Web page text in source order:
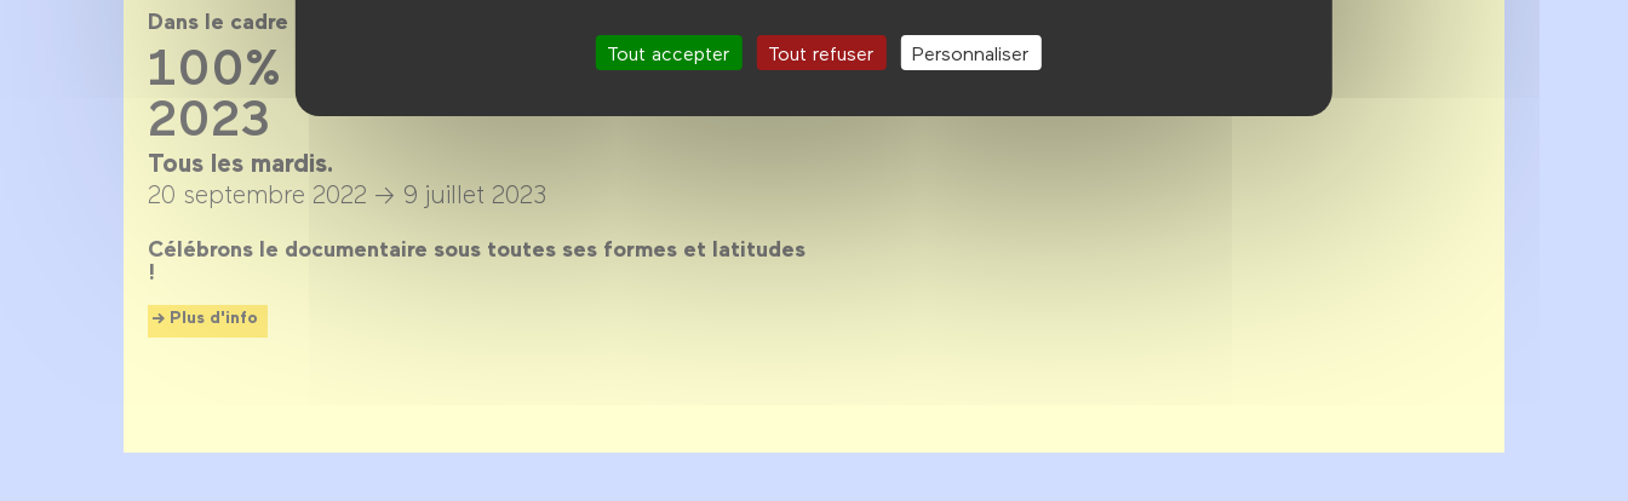
Tout accepter Tout refuser Personnaliser
Dans le cadre de
100% doc saison 2022-
2023
Tous les mardis.
20 septembre 2022 → 9 juillet 2023
Célébrons le documentaire sous toutes ses formes et latitudes
!
Plus d'info